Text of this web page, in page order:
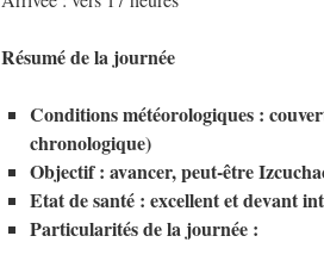
Résumé de la journée
Conditions météorologiques :
chronologique)
Objectif : avancer, peut-être
Etat de santé : excellent et devant
Particularités de la journée :